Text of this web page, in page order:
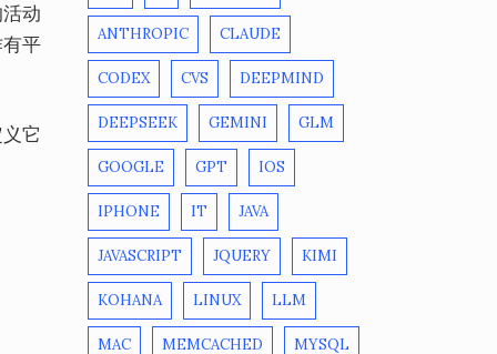
动
平
它
ANTHROPIC CLAUDE
CODEX CVS DEEPMIND
DEEPSEEK GEMINI GLM
GOOGLE GPT IOS
IPHONE IT JAVA
JAVASCRIPT JQUERY KIMI
KOHANA LINUX LLM
MAC MEMCACHED MYSQL